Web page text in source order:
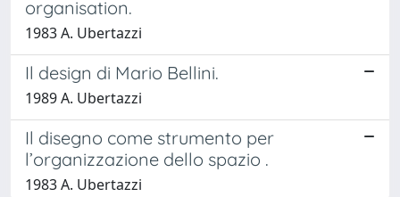
organisation.
1983 A. Ubertazzi
Il design di Mario Bellini.
1989 A. Ubertazzi
Il disegno come strumento per
l’organizzazione dello spazio .
1983 A. Ubertazzi